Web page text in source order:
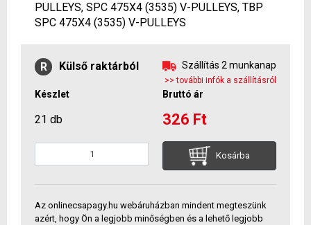
PULLEYS, SPC 475X4 (3535) V-PULLEYS, TBP
SPC 475X4 (3535) V-PULLEYS
R Külső raktárból Szállítás 2 munkanap
>> további infók a szállításról
Készlet Bruttó ár
21 db 326 Ft
Kosárba
Az onlinecsapagy.hu webáruházban mindent megteszünk
azért, hogy Ön a legjobb minőségben és a lehető legjobb